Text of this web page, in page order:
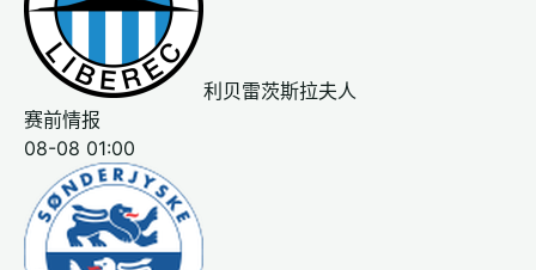
利贝雷茨斯拉夫人
赛前情报
08-08 01:00